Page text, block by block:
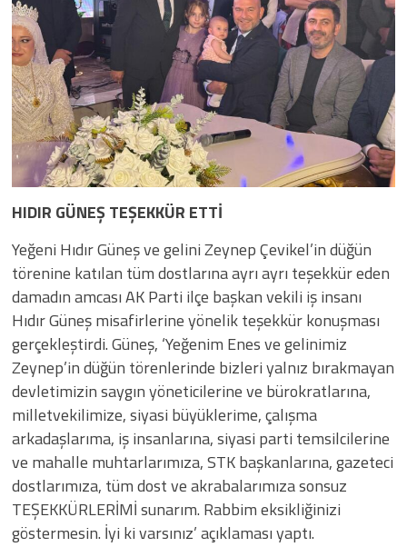
HIDIR GÜNEŞ TEŞEKKÜR ETTİ
Yeğeni Hıdır Güneş ve gelini Zeynep Çevikel’in düğün
törenine katılan tüm dostlarına ayrı ayrı teşekkür eden
damadın amcası AK Parti ilçe başkan vekili iş insanı
Hıdır Güneş misafirlerine yönelik teşekkür konuşması
gerçekleştirdi. Güneş, ‘Yeğenim Enes ve gelinimiz
Zeynep’in düğün törenlerinde bizleri yalnız bırakmayan
devletimizin saygın yöneticilerine ve bürokratlarına,
milletvekilimize, siyasi büyüklerime, çalışma
arkadaşlarıma, iş insanlarına, siyasi parti temsilcilerine
ve mahalle muhtarlarımıza, STK başkanlarına, gazeteci
dostlarımıza, tüm dost ve akrabalarımıza sonsuz
TEŞEKKÜRLERİMİ sunarım. Rabbim eksikliğinizi
göstermesin. İyi ki varsınız’ açıklaması yaptı.